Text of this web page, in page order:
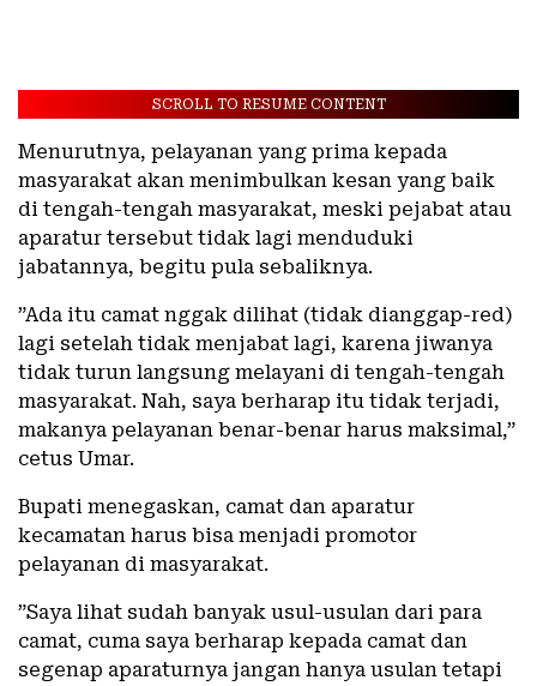
SCROLL TO RESUME CONTENT
Menurutnya, pelayanan yang prima kepada
masyarakat akan menimbulkan kesan yang baik
di tengah-tengah masyarakat, meski pejabat atau
aparatur tersebut tidak lagi menduduki
jabatannya, begitu pula sebaliknya.
”Ada itu camat nggak dilihat (tidak dianggap-red)
lagi setelah tidak menjabat lagi, karena jiwanya
tidak turun langsung melayani di tengah-tengah
masyarakat. Nah, saya berharap itu tidak terjadi,
makanya pelayanan benar-benar harus maksimal,”
cetus Umar.
Bupati menegaskan, camat dan aparatur
kecamatan harus bisa menjadi promotor
pelayanan di masyarakat.
”Saya lihat sudah banyak usul-usulan dari para
camat, cuma saya berharap kepada camat dan
segenap aparaturnya jangan hanya usulan tetapi